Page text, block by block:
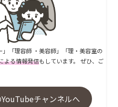
「理容師 ・美容師」「理・美容室の
よる情報発信もしています。 ぜひ、ご
チャンネルへ